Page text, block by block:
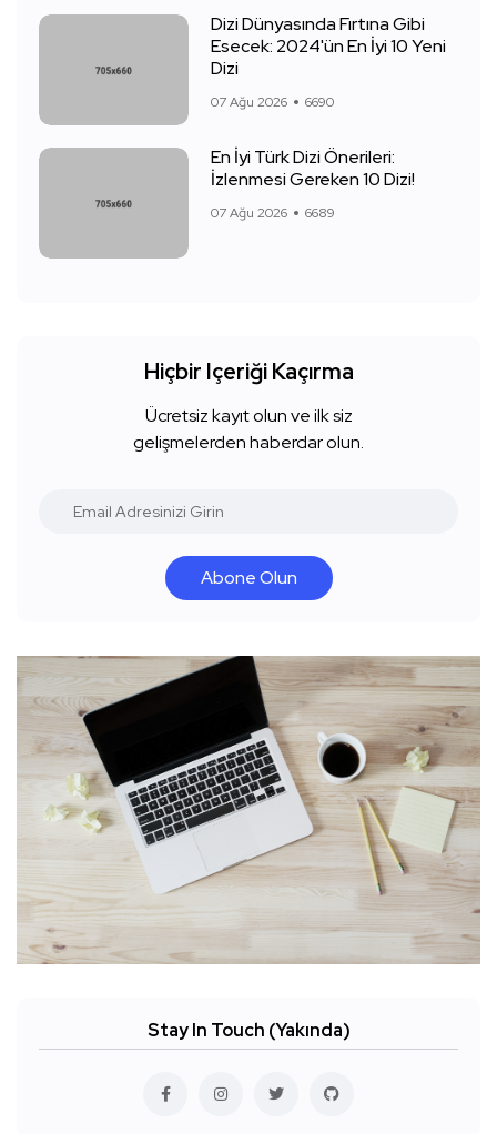
Dizi Dünyasında Fırtına Gibi
Esecek: 2024'ün En İyi 10 Yeni
Dizi
07 Ağu 2026 6690
En İyi Türk Dizi Önerileri:
İzlenmesi Gereken 10 Dizi!
07 Ağu 2026 6689
Hiçbir Içeriği Kaçırma
Ücretsiz kayıt olun ve ilk siz
gelişmelerden haberdar olun.
Abone Olun
Stay In Touch (Yakında)